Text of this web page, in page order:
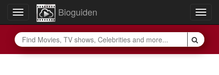
Toggle
navigation
Bioguiden